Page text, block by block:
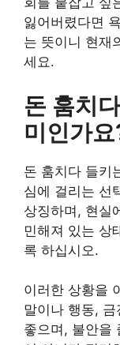
잃어버렸다면
는 뜻이니 현재
세요.
돈 훔치
미인가요
돈 훔치다 들키
심에 걸리는 선
상징하며, 현실
민해져 있는 상
록 하십시오.
이러한 상황을
말이나 행동,
좋으며, 불안을